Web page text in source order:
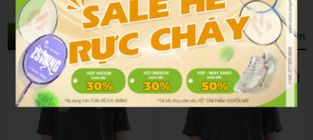
Sản Phẩm Liên Quan Xem thêm